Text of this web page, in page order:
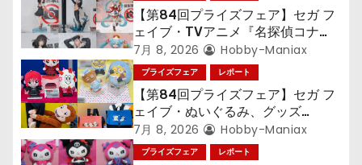
【第84回プライズフェア】セガ フ
ェイブ・TVアニメ『名探偵コナ
ン』TVアニメ『呪術廻戦』『〈物
語〉シリーズ』「初音ミク」
7月 8, 2026 Hobby-Maniax
プライズフェア レポート
【第84回プライズフェア】セガ フ
ェイブ・ぬいぐるみ、グッズ
『LiSA』『ミニオン』『おさるの
ジョージ』『ポケットモンスター』
7月 8, 2026 Hobby-Maniax
プライズフェア レポート